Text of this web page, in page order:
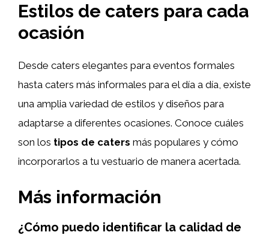
Estilos de caters para cada
ocasión
Desde caters elegantes para eventos formales
hasta caters más informales para el día a día, existe
una amplia variedad de estilos y diseños para
adaptarse a diferentes ocasiones. Conoce cuáles
son los tipos de caters más populares y cómo
incorporarlos a tu vestuario de manera acertada.
Más información
¿Cómo puedo identificar la calidad de